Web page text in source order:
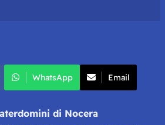
WhatsApp Email
di Nocera